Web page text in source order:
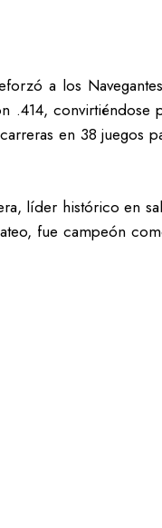
a los
.414, convirtiéndose
en 38 juegos
líder histórico en
fue campeón